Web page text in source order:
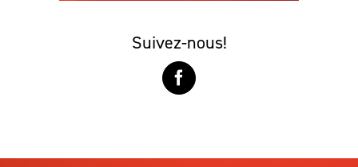
Suivez-nous!